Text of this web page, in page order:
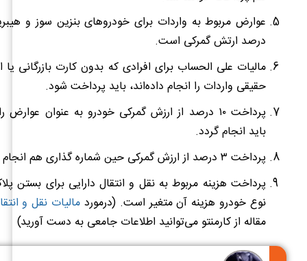
درصد ارتش گمرکی است.
مالیات علی الحساب برای افرادی که بدون کارت بازرگانی
حقیقی واردات را انجام داده‌اند، باید پرداخت شود.
پرداخت ۱۰ درصد از ارزش گمرکی خودرو به عنوان عوارض
باید انجام گردد.
پرداخت ۳ درصد از ارزش گمرکی حین شماره گذاری هم انجام می‌شود‌.
پرداخت هزینه مربوط به نقل و انتقال دارایی برای بستن
نوع خودرو هزینه آن متغیر است‌. (درمورد مالیات نقل و
مقاله از کارمنتو می‌توانید اطلاعات جامعی به دست آورید)